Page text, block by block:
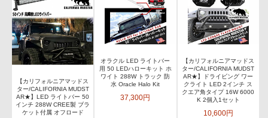
【カリフォルニアマッドス
ター/CALIFORNIA MUDST
AR★】LED ライトバー 50
インチ 288W CREE製 ブラ
ケット付属 オフロード
オラクル LED ライトバー
用 50 LEDハローキット ホ
ワイト 288W トラック 防
水 Oracle Halo Kit
37,300円
【カリフォルニアマッドス
ター/CALIFORNIA MUDST
AR★】ドライビング ワー
クライト LED 2インチ ス
クエア角タイプ 16W 6000
K 2個入1セット
10,600円